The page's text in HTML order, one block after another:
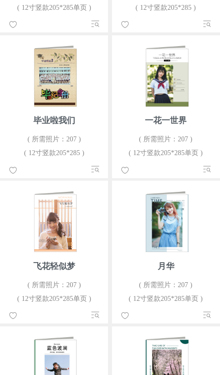
( 12寸竖款205*285单页 )
( 12寸竖款205*285 )
毕业啦我们
( 所需照片：207 )
( 12寸竖款205*285 )
一花一世界
( 所需照片：207 )
( 12寸竖款205*285单页 )
飞花轻似梦
( 所需照片：207 )
( 12寸竖款205*285单页 )
月华
( 所需照片：207 )
( 12寸竖款205*285单页 )